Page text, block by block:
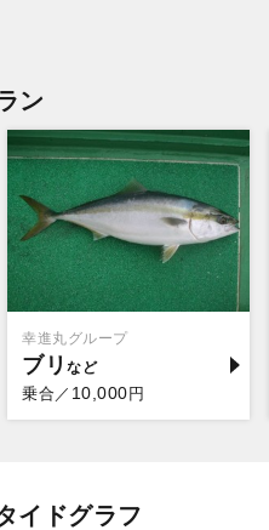
ン
幸進丸グループ
ブリ
乗合／ 10,000円
イドグラフ